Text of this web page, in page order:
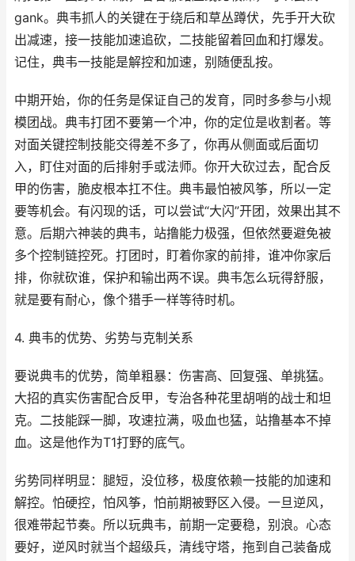
gank。典韦抓人的关键在于绕后和草丛蹲伏，先手开大砍
出减速，接一技能加速追砍，二技能留着回血和打爆发。
记住，典韦一技能是解控和加速，别随便乱按。
中期开始，你的任务是保证自己的发育，同时多参与小规
模团战。典韦打团不要第一个冲，你的定位是收割者。等
对面关键控制技能交得差不多了，你再从侧面或后面切
入，盯住对面的后排射手或法师。你开大砍过去，配合反
甲的伤害，脆皮根本扛不住。典韦最怕被风筝，所以一定
要等机会。有闪现的话，可以尝试“大闪”开团，效果出其不
意。后期六神装的典韦，站撸能力极强，但依然要避免被
多个控制链控死。打团时，盯着你家的前排，谁冲你家后
排，你就砍谁，保护和输出两不误。典韦怎么玩得舒服，
就是要有耐心，像个猎手一样等待时机。
4. 典韦的优势、劣势与克制关系
要说典韦的优势，简单粗暴：伤害高、回复强、单挑猛。
大招的真实伤害配合反甲，专治各种花里胡哨的战士和坦
克。二技能踩一脚，攻速拉满，吸血也猛，站撸基本不掉
血。这是他作为T1打野的底气。
劣势同样明显：腿短，没位移，极度依赖一技能的加速和
解控。怕硬控，怕风筝，怕前期被野区入侵。一旦逆风，
很难带起节奏。所以玩典韦，前期一定要稳，别浪。心态
要好，逆风时就当个超级兵，清线守塔，拖到自己装备成